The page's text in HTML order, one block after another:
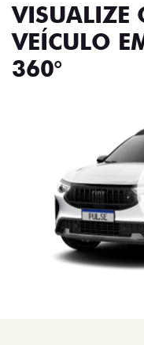
VISUALIZE
VEÍCULO
360°